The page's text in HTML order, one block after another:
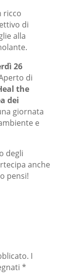
ricco
di
alla
26
di
the
dei
giornata
e
degli
anche
pensi!
I
*